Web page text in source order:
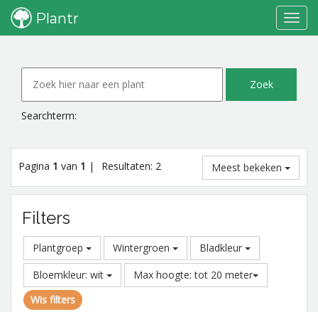
Plantr
Searchterm:
Pagina 1 van 1 | Resultaten: 2 Meest bekeken
Filters
Plantgroep Wintergroen
Bladkleur
Bloemkleur: wit
Max hoogte: tot 20 meter
Wis filters